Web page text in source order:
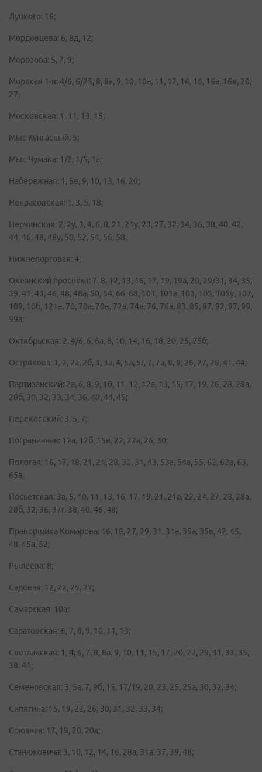
Луцкого: 16;
Мордовцева: 6, 8д, 12;
Морозова: 5, 7, 9;
Морская 1-я: 4/6, 6/25, 8, 8а, 9, 10, 10а, 11, 12, 14, 16, 16а, 16в, 20,
27;
Московская: 1, 11, 13, 15;
Мыс Кунгасный: 5;
Мыс Чумака: 1/2, 1/5, 1а;
Набережная: 1, 5в, 9, 10, 13, 16, 20;
Некрасовская: 1, 3, 5, 18;
Нерчинская: 2, 2у, 3, 4, 6, 8, 21, 21у, 23, 27, 32, 34, 36, 38, 40, 42,
44, 46, 48, 48у, 50, 52, 54, 56, 58;
Нижнепортовая: 4;
Океанский проспект: 7, 8, 12, 13, 16, 17, 19, 19а, 20, 29/31, 34, 35,
39, 41, 43, 46, 48, 48а, 50, 54, 66, 68, 101, 101а, 103, 105, 105у, 107,
109, 10б, 121а, 70, 70а, 70в, 72а, 74а, 76, 76а, 83, 85, 87, 92, 97, 99,
99а;
Октябрьская: 2, 4/6, 6, 6а, 8, 10, 14, 16, 18, 20, 25, 25б;
Острякова: 1, 2, 2а, 2б, 3, 3а, 4, 5а, 5г, 7, 7а, 8, 9, 26, 27, 28, 41, 44;
Партизанский: 2а, 6, 8, 9, 10, 11, 12, 12а, 13, 15, 17, 19, 26, 28, 28а,
28б, 30, 32, 33, 34, 36, 40, 44, 45;
Перекопский: 3, 5, 7;
Пограничная: 12а, 12б, 15в, 22, 22а, 26, 30;
Пологая: 16, 17, 18, 21, 24, 28, 30, 31, 43, 53а, 54а, 55, 62, 62а, 63,
65а;
Посьетская: 3а, 5, 10, 11, 13, 16, 17, 19, 21, 21а, 22, 24, 27, 28, 28а,
28б, 32, 36, 37г, 38, 40, 46, 48;
Прапорщика Комарова: 16, 18, 27, 29, 31, 31а, 35а, 35в, 42, 45,
48, 45а, 52;
Рылеева: 8;
Садовая: 12, 22, 25, 27;
Самарская: 10а;
Саратовская: 6, 7, 8, 9, 10, 11, 13;
Светланская: 1, 4, 6, 7, 8, 8а, 9, 10, 11, 15, 17, 20, 22, 29, 31, 33, 35,
38, 41;
Семеновская: 3, 5а, 7, 9б, 15, 17/19, 20, 23, 25, 25а, 30, 32, 34;
Сипягина: 15, 19, 22, 26, 30, 31, 32, 33, 34;
Союзная: 17, 19, 20, 20а;
Станюковича: 3, 10, 12, 14, 16, 28а, 31а, 37, 39, 48;